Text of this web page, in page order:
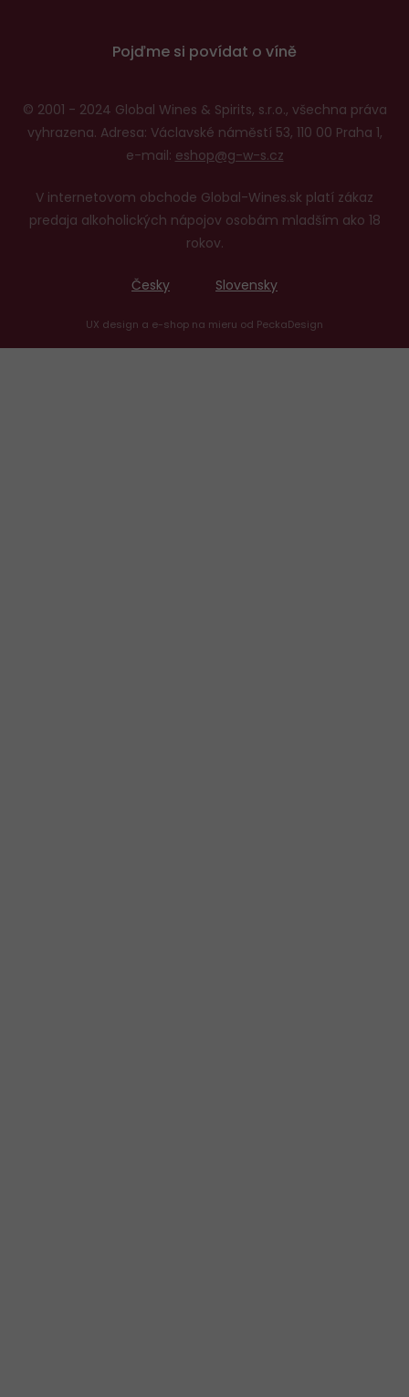
Pojďme si povídat o víně
© 2001 - 2024 Global Wines & Spirits, s.r.o., všechna práva
vyhrazena. Adresa: Václavské náměstí 53, 110 00 Praha 1,
e-mail: eshop@g-w-s.cz
V internetovom obchode Global-Wines.sk platí zákaz
predaja alkoholických nápojov osobám mladším ako 18
rokov.
Česky Slovensky
UX design a e-shop na mieru od PeckaDesign